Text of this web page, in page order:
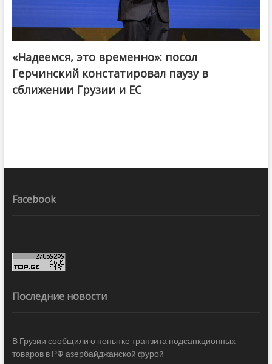
«Надеемся, это временно»: посол
Герчинский констатировал паузу в
сближении Грузии и ЕС
Facebook
Последние новости
В Грузии сообщили о попытке транзита подсанкционных
товаров в РФ азербайджанской фурой